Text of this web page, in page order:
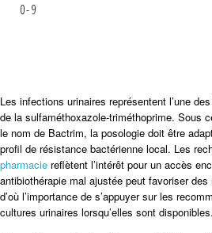
0-9
Les infections urinaires représentent l’une
de la sulfaméthoxazole-triméthoprime. Sous
le nom de Bactrim, la posologie doit être
profil de résistance bactérienne local. Les
pharmacie reflètent l’intérêt pour un accès
antibiothérapie mal ajustée peut favoriser
d’où l’importance de s’appuyer sur les
cultures urinaires lorsqu’elles sont disponibles.